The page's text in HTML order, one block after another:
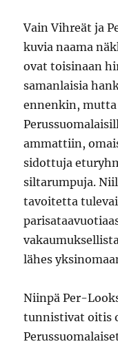
Vain Vihreät ja
kuvia naama
ovat toisinaan
samanlaisia
ennenkin, mutta
ammattiin,
sidottuja
siltarumpuja.
tavoitetta
lähes
Niinpä Per-
tunnistivat oitis